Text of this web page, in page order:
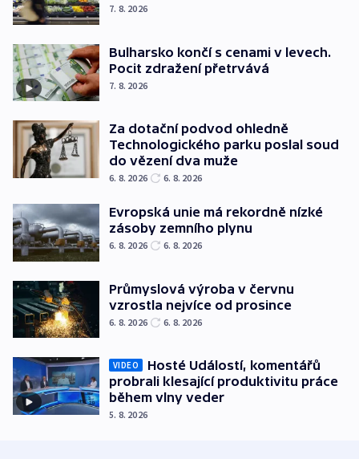
7. 8. 2026
Bulharsko končí s cenami v levech.
Pocit zdražení přetrvává
7. 8. 2026
Za dotační podvod ohledně
Technologického parku poslal soud
do vězení dva muže
6. 8. 2026 6. 8. 2026
Evropská unie má rekordně nízké
zásoby zemního plynu
6. 8. 2026 6. 8. 2026
Průmyslová výroba v červnu
vzrostla nejvíce od prosince
6. 8. 2026 6. 8. 2026
VIDEO
Hosté Událostí, komentářů
probrali klesající produktivitu práce
během vlny veder
5. 8. 2026